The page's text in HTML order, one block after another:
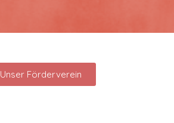
Unser Förderverein